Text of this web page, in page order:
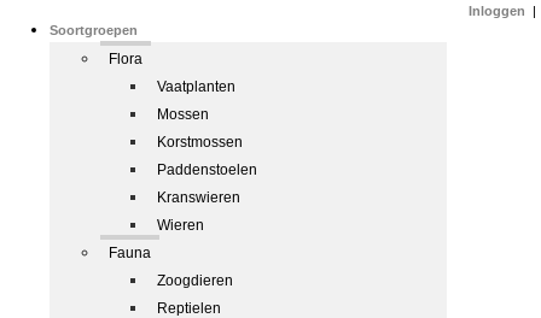
Soortgroepen
Flora
Vaatplanten
Mossen
Korstmossen
Paddenstoelen
Kranswieren
Wieren
Fauna
Zoogdieren
Reptielen
Inloggen |